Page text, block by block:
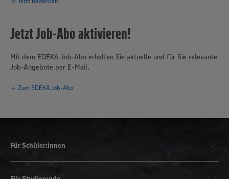
Jetzt Job-Abo aktivieren!
Mit dem EDEKA Job-Abo erhalten Sie aktuelle und für Sie relevante
Job-Angebote per E-Mail.
Zum EDEKA Job-Abo
Für Schüler:innen